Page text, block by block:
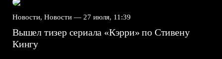
Новости, Новости — 27 июля, 11:39
Вышел тизер сериала «Кэрри» по Стивену
Кингу